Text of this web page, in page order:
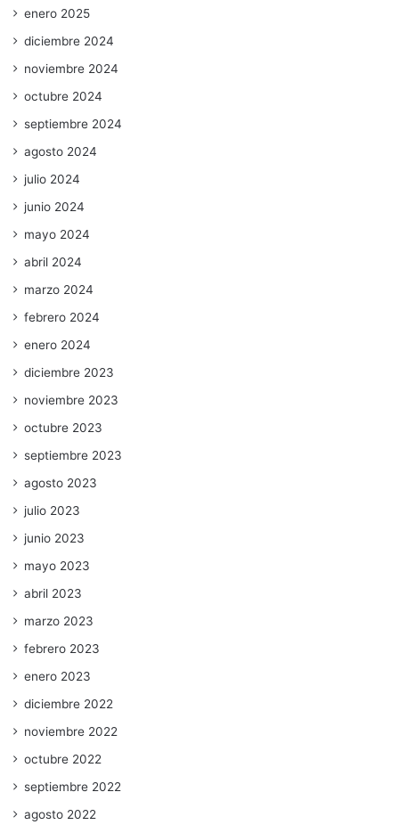
enero 2025
diciembre 2024
noviembre 2024
octubre 2024
septiembre 2024
agosto 2024
julio 2024
junio 2024
mayo 2024
abril 2024
marzo 2024
febrero 2024
enero 2024
diciembre 2023
noviembre 2023
octubre 2023
septiembre 2023
agosto 2023
julio 2023
junio 2023
mayo 2023
abril 2023
marzo 2023
febrero 2023
enero 2023
diciembre 2022
noviembre 2022
octubre 2022
septiembre 2022
agosto 2022